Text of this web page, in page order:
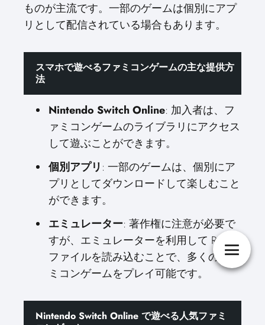
ものが主流です。一部のゲームは個別にアプ
リとして配信されている場合もあります。
スマホで遊べるファミコンゲームの主な提供方
法
Nintendo Switch Online: 加入者は、フ
ァミコンゲームのライブラリにアクセス
して遊ぶことができます。
個別アプリ : 一部のゲームは、個別にア
プリとしてダウンロードして楽しむこと
ができます。
エミュレーター: 著作権に注意が必要で
すが、エミュレーターを利用して ROM
ファイルを読み込むことで、多くのファ
ミコンゲームをプレイ可能です。
Nintendo Switch Online で遊べる人気ファミ